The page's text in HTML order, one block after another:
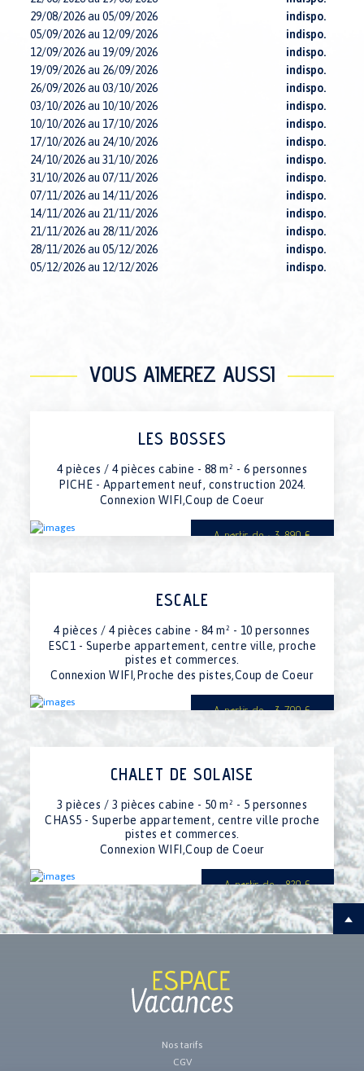
29/08/2026 au 05/09/2026
indispo.
05/09/2026 au 12/09/2026
indispo.
12/09/2026 au 19/09/2026
indispo.
19/09/2026 au 26/09/2026
indispo.
26/09/2026 au 03/10/2026
indispo.
03/10/2026 au 10/10/2026
indispo.
10/10/2026 au 17/10/2026
indispo.
17/10/2026 au 24/10/2026
indispo.
24/10/2026 au 31/10/2026
indispo.
31/10/2026 au 07/11/2026
indispo.
07/11/2026 au 14/11/2026
indispo.
14/11/2026 au 21/11/2026
indispo.
21/11/2026 au 28/11/2026
indispo.
28/11/2026 au 05/12/2026
indispo.
05/12/2026 au 12/12/2026
indispo.
16/01/2027 au 23/01/2027
3990€
13/02/2027 au 20/02/2027
20/02/2027 au 27/02/2027
5590€
27/02/2027 au 06/03/2027
5590€
06/03/2027 au 13/03/2027
13/03/2027 au 20/03/2027
indispo.
20/03/2027 au 27/03/2027 3900€
10/04/2027 au 17/04/2027
17/04/2027 au 24/04/2027
24/04/2027 au 01/05/2027
3890€
01/05/2027 au 08/05/2027
3890€
VOUS AIMEREZ AUSSI
LES BOSSES
4 pièces / 4 pièces cabine - 88 m² - 6 personnes
PICHE - Appartement neuf, construction 2024.
Connexion WIFI,Coup de Coeur
A partir de : 3 890 €
ESCALE
4 pièces / 4 pièces cabine - 84 m² - 10 personnes
ESC1 - Superbe appartement, centre ville, proche
pistes et commerces.
Connexion WIFI,Proche des pistes,Coup de Coeur
A partir de : 3 700 €
CHALET DE SOLAISE
3 pièces / 3 pièces cabine - 50 m² - 5 personnes
CHAS5 - Superbe appartement, centre ville proche
pistes et commerces.
Connexion WIFI,Coup de Coeur
A partir de : 820 €
Nos tarifs
CGV